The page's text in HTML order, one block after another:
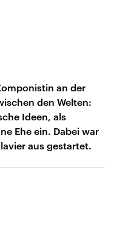
an der
den Welten:
Ideen, als
Ehe ein. Dabei war
aus gestartet.